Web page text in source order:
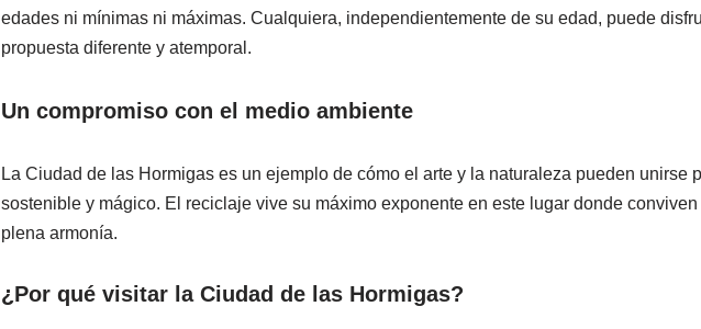
edades ni mínimas ni máximas. Cualquiera, independientemente de su edad, puede
propuesta diferente y atemporal.
Un compromiso con el medio ambiente
La Ciudad de las Hormigas es un ejemplo de cómo el arte y la naturaleza pueden unirse
sostenible y mágico. El reciclaje vive su máximo exponente en este lugar donde
plena armonía.
¿Por qué visitar la Ciudad de las Hormigas?